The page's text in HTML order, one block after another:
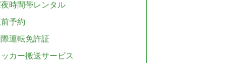
時間帯レンタル
予約
運転免許証
カー搬送サービス